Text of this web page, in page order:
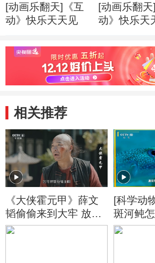
[动画乐翻天]《互
动》快乐天天见
[动画乐翻天
动》快乐天
相关推荐
《大侠霍元甲》薛文
韬偷偷来到大牢 放走
胡六
[科学动
斑河鲀
的海底